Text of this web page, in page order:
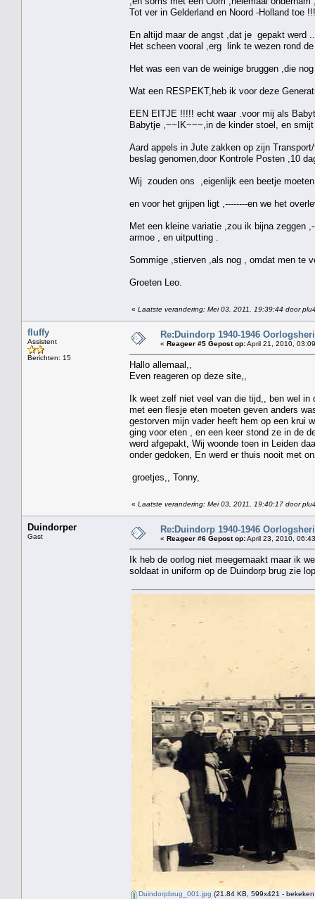
Tot ver in Gelderland en Noord -Holland toe
En altijd maar de angst ,dat je gepakt werd ..
Het scheen vooral ,erg link te wezen rond
Het was een van de weinige bruggen ,die
Wat een RESPEKT,heb ik voor deze
EEN EITJE !!!!! echt waar .voor mij als
Babytje ,~~IK~~~,in de kinder stoel, en
Aard appels in Jute zakken op zijn
beslag genomen,door Kontrole Posten ,10
Wij zouden ons ,eigenlijk een beetje
en voor het grijpen ligt ,--------en we het
Met een kleine variatie ,zou ik bijna zeggen
armoe , en uitputting .
Sommige ,stierven ,als nog , omdat men te
Groeten Leo.
« Laatste verandering: Mei 03, 2011, 19:39:44 door
fluffy
Assistent
Berichten: 15
Re:Duindorp 1940-1946
« Reageer #5 Gepost op:April 21, 2010,
Hallo allemaal,,
Even reageren op deze site,,
Ik weet zelf niet veel van die tijd,, ben wel in
met een flesje eten moeten geven anders
gestorven mijn vader heeft hem op een krui
ging voor eten , en een keer stond ze in de
werd afgepakt, Wij woonde toen in Leiden
onder gedoken, En werd er thuis nooit met
groetjes,, Tonny,
« Laatste verandering: Mei 03, 2011, 19:40:17 door
Duindorper
Gast
Re:Duindorp 1940-1946
« Reageer #6 Gepost op:April 23, 2010,
Ik heb de oorlog niet meegemaakt maar ik
soldaat in uniform op de Duindorp brug zie
Duindorpbrug_001.jpg (21.84 KB, 599x421 -